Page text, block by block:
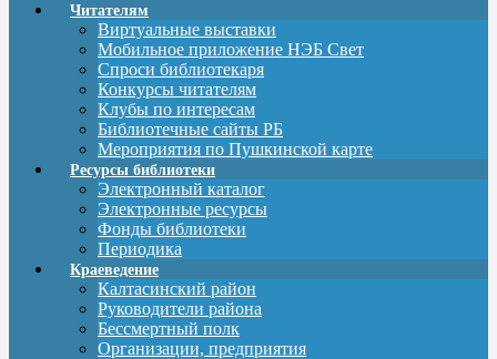
Читателям
Виртуальные выставки
Мобильное приложение НЭБ Свет
Спроси библиотекаря
Конкурсы читателям
Клубы по интересам
Библиотечные сайты РБ
Мероприятия по Пушкинской карте
Ресурсы библиотеки
Электронный каталог
Электронные ресурсы
Фонды библиотеки
Периодика
Краеведение
Калтасинский район
Руководители района
Бессмертный полк
Организации, предприятия